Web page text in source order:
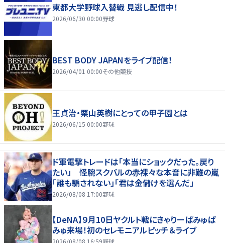
東都大学野球入替戦 見逃し配信中！
2026/06/30 00:00野球
BEST BODY JAPANをライブ配信！
2026/04/01 00:00その他競技
王貞治・栗山英樹にとっての甲子園とは
2026/06/15 00:00野球
ド軍電撃トレードは「本当にショックだった。戻り
たい」 怪腕スクバルの赤裸々な本音に非難の嵐
「誰も騙されない」「君は金儲けを選んだ」
2026/08/08 17:00野球
【DeNA】９月10日ヤクルト戦にきゃりーぱみゅぱ
みゅ来場！初のセレモニアルピッチ＆ライブ
2026/08/08 16:59野球